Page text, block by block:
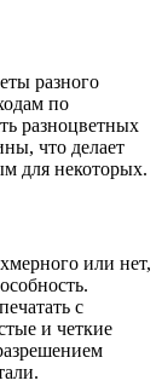
разного
по
разноцветных
что делает
для некоторых.
или нет,
с
и четкие